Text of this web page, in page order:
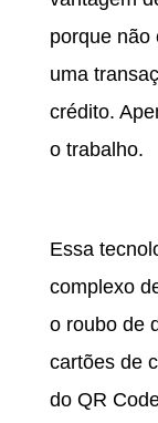
porque não
uma
crédito.
o trabalho.
Essa
complexo
o roubo de
cartões de
do QR